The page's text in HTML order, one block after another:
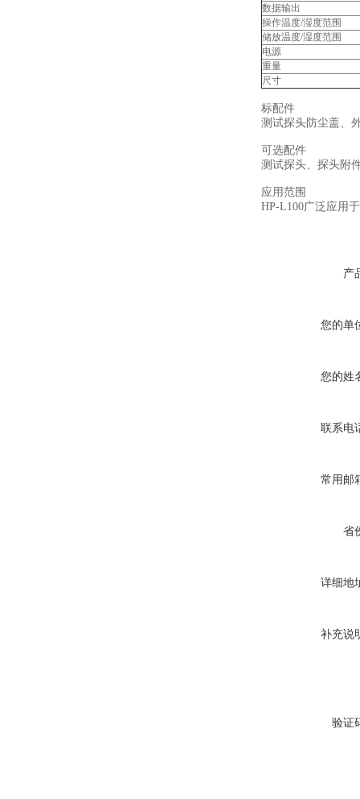
数据输出
操作温度/湿度范围
储放温度/湿度范围
电源
重量
尺寸
标配件
测试探头防尘盖、
可选配件
测试探头、探头附
应用范围
HP-L100广泛应用
产
您的单
您的姓
联系电
常用邮
省
详细地
补充说
验证